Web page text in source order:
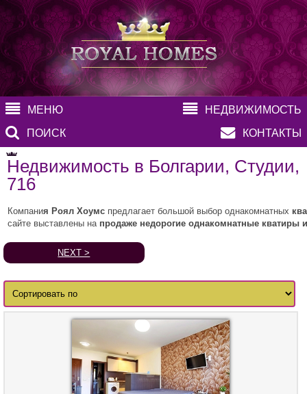
МЕНЮ
НЕДВИЖИМОСТЬ
ПОИСК
КОНТАКТЫ
Недвижимость в Болгарии, Студии,
716
Компания Роял Хоумс предлагает большой выбор однакомнатных
сайте выставлены на продаже недорогие однакомнатные кватиры
NEXT >